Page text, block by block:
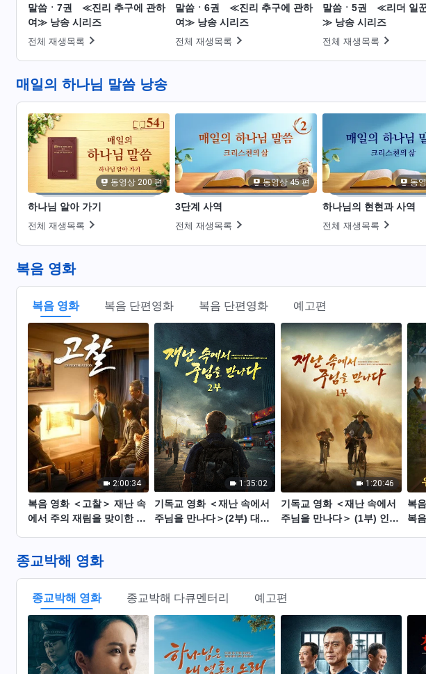
말씀ㆍ7권 ≪진리 추구에 관하
여≫ 낭송 시리즈
전체 재생목록
말씀ㆍ6권 ≪진리 추구에 관하
여≫ 낭송 시리즈
전체 재생목록
말씀ㆍ5권 ≪리더 일
≫ 낭송 시리즈
전체 재생목록
매일의 하나님 말씀 낭송
동영상 200 편
하나님 알아 가기
전체 재생목록
동영상 45 편
3단계 사역
전체 재생목록
동
하나님의 현현과 사역
전체 재생목록
복음 영화
복음 영화 복음 단편영화 복음 단편영화 예고편
2:00:34
복음 영화 ＜고찰＞ 재난 속
에서 주의 재림을 맞이한 참
1:35:02
기독교 영화 ＜재난 속에서
주님을 만나다＞(2부) 대멸
엇인가요?
1:20:46
기독교 영화 ＜재난 속에서
주님을 만나다＞ (1부) 인류
복
복
종교박해 영화
종교박해 영화 종교박해 다큐멘터리 예고편